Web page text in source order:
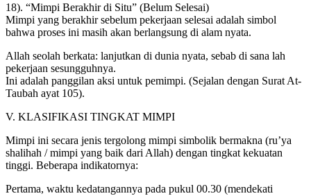
18). “Mimpi Berakhir di Situ” (Belum Selesai)
Mimpi yang berakhir sebelum pekerjaan selesai adalah simbol
bahwa proses ini masih akan berlangsung di alam nyata.
Allah seolah berkata: lanjutkan di dunia nyata, sebab di sana lah
pekerjaan sesungguhnya.
Ini adalah panggilan aksi untuk pemimpi. (Sejalan dengan Surat At-
Taubah ayat 105).
V. KLASIFIKASI TINGKAT MIMPI
Mimpi ini secara jenis tergolong mimpi simbolik bermakna (ru’ya
shalihah / mimpi yang baik dari Allah) dengan tingkat kekuatan
tinggi. Beberapa indikatornya:
Pertama, waktu kedatangannya pada pukul 00.30 (mendekati